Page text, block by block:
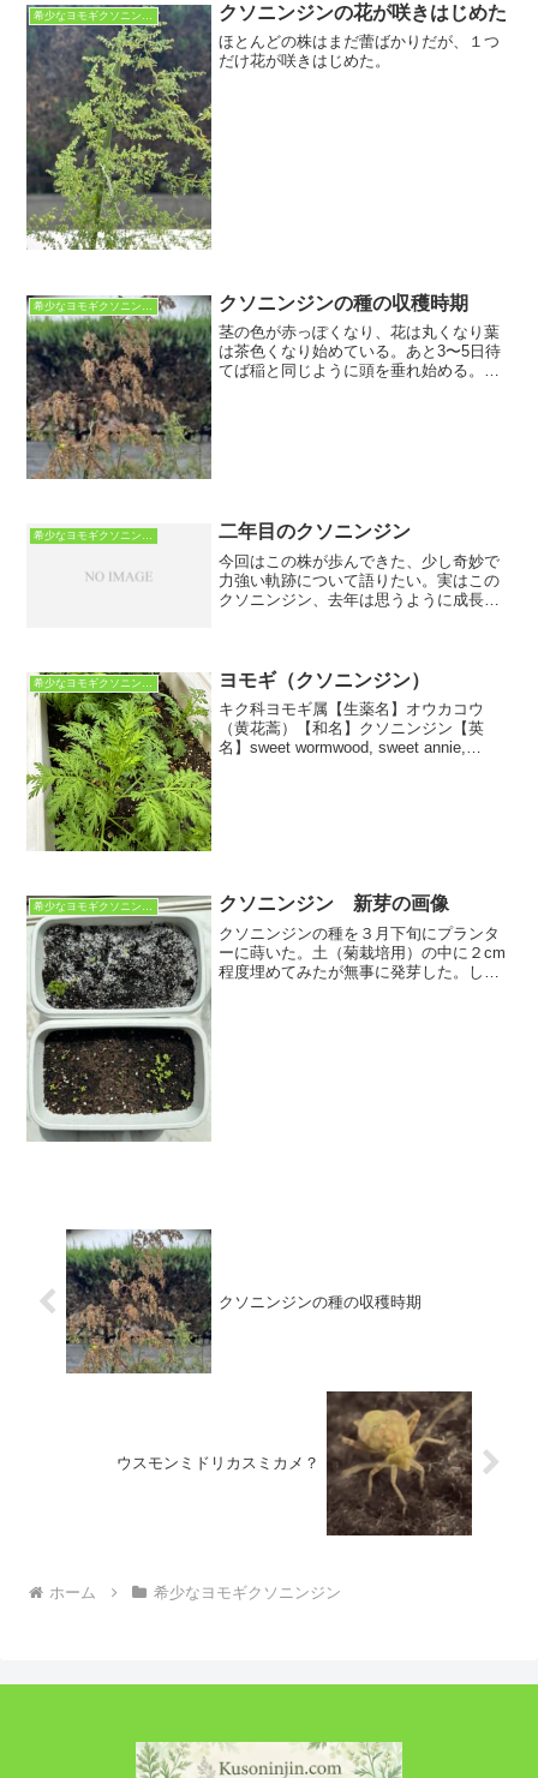
クソニンジンの花が咲きはじめた
ほとんどの株はまだ蕾ばかりだが、１つ
だけ花が咲きはじめた。
クソニンジンの種の収穫時期
茎の色が赤っぽくなり、花は丸くなり葉
は茶色くなり始めている。あと3〜5日待
てば稲と同じように頭を垂れ始める。種
二年目のクソニンジン
今回はこの株が歩んできた、少し奇妙で
力強い軌跡について語りたい。実はこの
クソニンジン、去年は思うように成長し
理であり、私も半ば諦めて...
希少なヨモギクソニンジン ヨモギ（クソニンジン）
キク科ヨモギ属【生薬名】オウカコウ
（黄花蒿）【和名】クソニンジン【英
名】sweet wormwood, sweet annie,
希少なヨモギクソニンジン クソニンジン 新芽の画像
クソニンジンの種を３月下旬にプランタ
ーに蒔いた。土（菊栽培用）の中に２cm
程度埋めてみたが無事に発芽した。しか
クソニンジンの種の収穫時期
ウスモンミドリカスミカメ？
ホーム 希少なヨモギクソニンジン